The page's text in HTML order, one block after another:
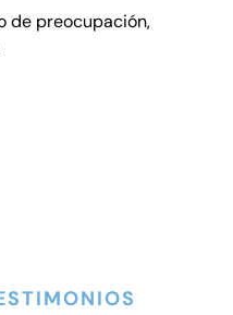
de preocupación,